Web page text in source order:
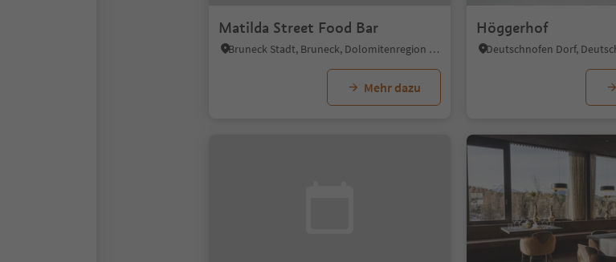
Matilda Street Food Bar
Bruneck Stadt, Bruneck, Dolomitenregion Kronplatz
Mehr dazu
Höggerhof